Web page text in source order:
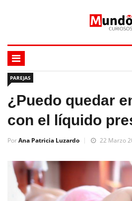
PAREJAS
¿Puedo quedar
con el líquido
PorAna Patricia Luzardo 22 Marzo